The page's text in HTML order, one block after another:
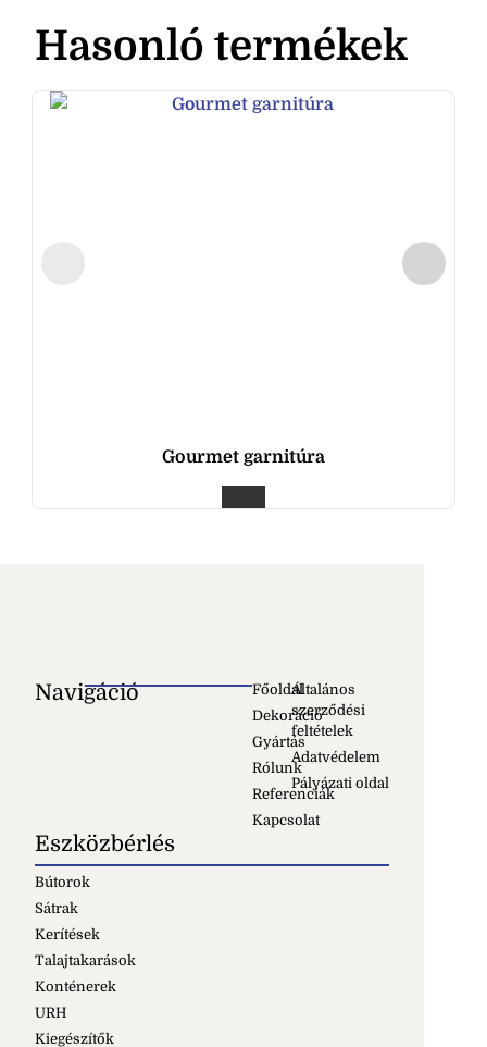
Hasonló termékek
Gourmet garnitúra
Navigáció
Főoldal
Dekoráció
Gyártás
Rólunk
Referenciák
Kapcsolat
Általános
szerződési
feltételek
Adatvédelem
Pályázati oldal
Eszközbérlés
Bútorok
Sátrak
Kerítések
Talajtakarások
Konténerek
URH
Kiegészítők